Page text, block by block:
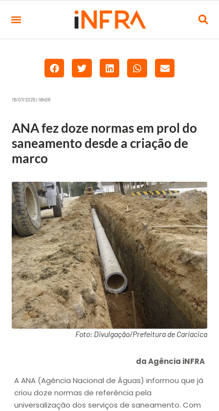
16/07/2025 | 18h06
ANA fez doze normas em prol do
saneamento desde a criação de
marco
Foto: Divulgação/Prefeitura de Cariacica
da Agência iNFRA
A ANA (Agência Nacional de Águas) informou que já
criou doze normas de referência pela
universalização dos serviços de saneamento. Com